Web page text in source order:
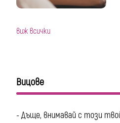
виж всички
Вицове
- Дъще, внимавай с този